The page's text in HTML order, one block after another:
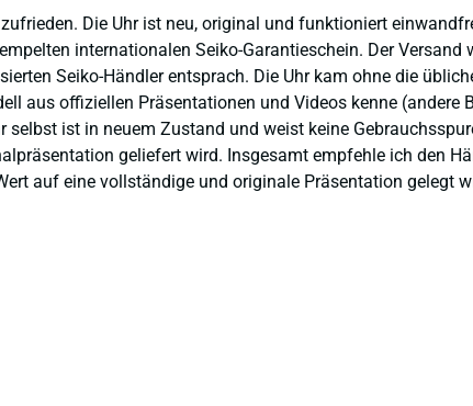
Die Uhr ist neu, original und funktioniert
internationalen Seiko-Garantieschein. Der
Seiko-Händler entsprach. Die Uhr kam ohne die
aus offiziellen Präsentationen und Videos kenne
ist in neuem Zustand und weist keine
geliefert wird. Insgesamt empfehle ich den
auf eine vollständige und originale Präsentation gelegt